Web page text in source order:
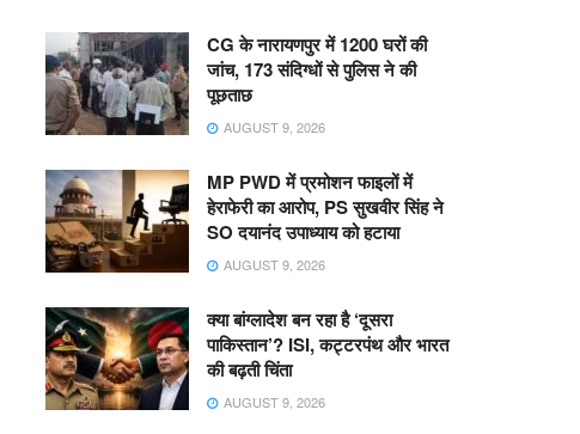
CG के नारायणपुर में 1200 घरों की
जांच, 173 संदिग्धों से पुलिस ने की
पूछताछ
AUGUST 9, 2026
MP PWD में प्रमोशन फाइलों में
हेराफेरी का आरोप, PS सुखवीर सिंह ने
SO दयानंद उपाध्याय को हटाया
AUGUST 9, 2026
क्या बांग्लादेश बन रहा है ‘दूसरा
पाकिस्तान’? ISI, कट्टरपंथ और भारत
की बढ़ती चिंता
AUGUST 9, 2026